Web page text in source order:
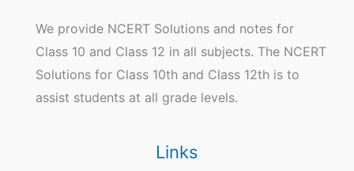
We provide NCERT Solutions and notes for
Class 10 and Class 12 in all subjects. The NCERT
Solutions for Class 10th and Class 12th is to
assist students at all grade levels.
Links